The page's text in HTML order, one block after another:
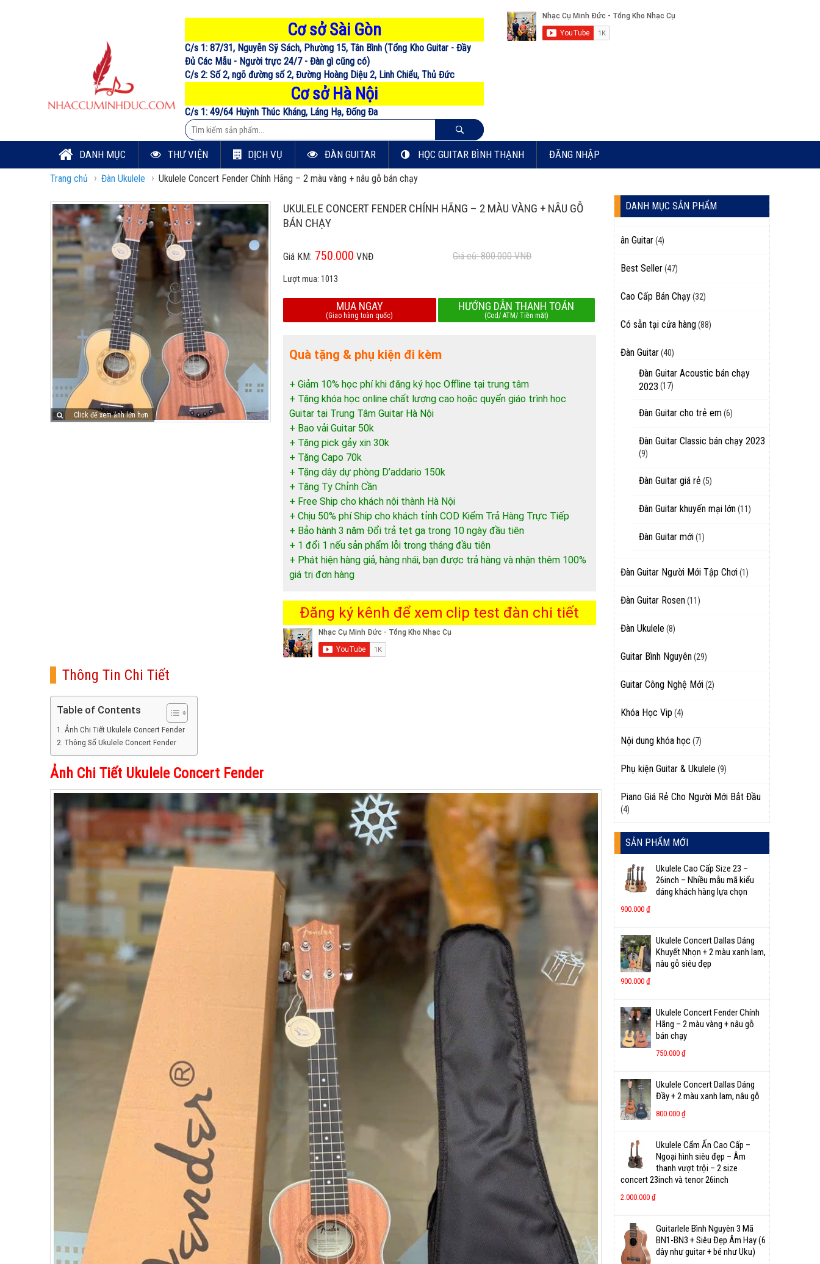
Cơ sở Sài Gòn
C/s 1: 87/31, Nguyễn Sỹ Sách, Phường 15, Tân Bình (Tổng Kho Guitar - Đầy
Đủ Các Mẫu - Người trực 24/7 - Đàn gì cũng có)
C/s 2: Số 2, ngõ đường số 2, Đường Hoàng Diệu 2, Linh Chiểu, Thủ Đức
Cơ sở Hà Nội
C/s 1: 49/64 Huỳnh Thúc Kháng, Láng Hạ, Đống Đa
DANH MỤC THƯ VIỆN DỊCH VỤ ĐÀN GUITAR HỌC GUITAR BÌNH THẠNH ĐĂNG NHẬP
Trang chủ › Đàn Ukulele › Ukulele Concert Fender Chính Hãng – 2 màu vàng + nâu gỗ bán chạy
Click để xem ảnh lớn hơn
UKULELE CONCERT FENDER CHÍNH HÃNG – 2 MÀU VÀNG + NÂU GỖ
BÁN CHẠY
Giá KM: 750.000 VNĐ Giá cũ: 800.000VNĐ
Lượt mua: 1013
MUA NGAY
(Giao hàng toàn quốc)
HƯỚNG DẪN THANH TOÁN
(Cod/ ATM/ Tiền mặt)
Quà tặng & phụ kiện đi kèm
+ Giảm 10% học phí khi đăng ký học Offline tại trung tâm
+ Tặng khóa học online chất lượng cao hoặc quyển giáo trình học
Guitar tại Trung Tâm Guitar Hà Nội
+ Bao vải Guitar 50k
+ Tặng pick gảy xịn 30k
+ Tặng Capo 70k
+ Tặng dây dự phòng D’addario 150k
+ Tặng Ty Chỉnh Cần
+ Free Ship cho khách nội thành Hà Nội
+ Chịu 50% phí Ship cho khách tỉnh COD Kiểm Trả Hàng Trực Tiếp
+ Bảo hành 3 năm Đổi trả tẹt ga trong 10 ngày đầu tiên
+ 1 đổi 1 nếu sản phẩm lỗi trong tháng đầu tiên
+ Phát hiện hàng giả, hàng nhái, bạn được trả hàng và nhận thêm 100%
giá trị đơn hàng
Đăng ký kênh để xem clip test đàn chi tiết
Thông Tin Chi Tiết
Table of Contents
Ảnh Chi Tiết Ukulele Concert Fender
Thông Số Ukulele Concert Fender
Ảnh Chi Tiết Ukulele Concert Fender
DANH MỤC SẢN PHẨM
ân Guitar(4)
Best Seller(47)
Cao Cấp Bán Chạy(32)
Có sẵn tại cửa hàng(88)
Đàn Guitar(40)
Đàn Guitar Acoustic bán chạy
2023 (17)
Đàn Guitar cho trẻ em(6)
Đàn Guitar Classic bán chạy 2023
(9)
Đàn Guitar giá rẻ (5)
Đàn Guitar khuyến mại lớn(11)
Đàn Guitar mới(1)
Đàn Guitar Người Mới Tập Chơi(1)
Đàn Guitar Rosen(11)
Đàn Ukulele (8)
Guitar Bình Nguyên(29)
Guitar Công Nghệ Mới(2)
Khóa Học Vip (4)
Nội dung khóa học (7)
Phụ kiện Guitar & Ukulele (9)
Piano Giá Rẻ Cho Người Mới Bắt Đầu
(4)
SẢN PHẨM MỚI
Ukulele Cao Cấp Size 23 –
26inch – Nhiều mẫu mã kiểu
dáng khách hàng lựa chọn
900.000 ₫
Ukulele Concert Dallas Dáng
Khuyết Nhọn + 2 màu xanh lam,
nâu gỗ siêu đẹp
900.000 ₫
Ukulele Concert Fender Chính
Hãng – 2 màu vàng + nâu gỗ
bán chạy
750.000 ₫
Ukulele Concert Dallas Dáng
Đầy + 2 màu xanh lam, nâu gỗ
800.000 ₫
Ukulele Cẩm Ấn Cao Cấp –
Ngoại hình siêu đẹp – Âm
thanh vượt trội – 2 size
concert 23inch và tenor 26inch
2.000.000 ₫
Guitarlele Bình Nguyên 3 Mã
BN1-BN3 + Siêu Đẹp Âm Hay (6
dây như guitar + bé như Uku)